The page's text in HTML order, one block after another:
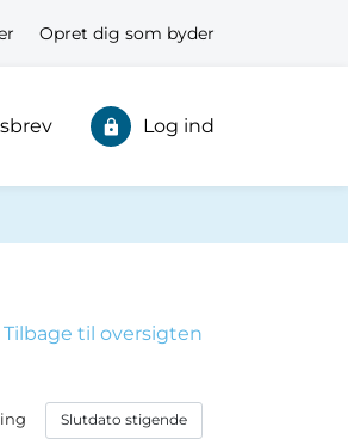
Opret dig som byder
Log ind
Tilbage til oversigten